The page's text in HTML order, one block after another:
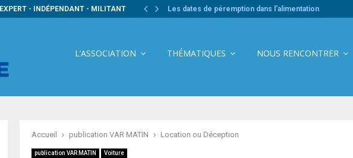
EXPERT - INDÉPENDANT - MILITANT Les dates de péremption dans l’alimentation
L’ASSOCIATION THÉMATIQUES NOUS RENCONTRER
Accueil publication VAR MATIN Location ou Déception
publication VAR MATIN Voiture